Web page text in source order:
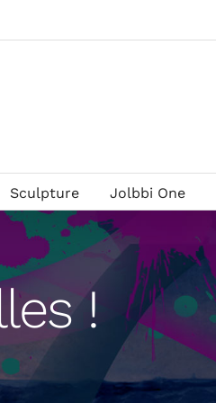
Sculpture Jolbbi One
!